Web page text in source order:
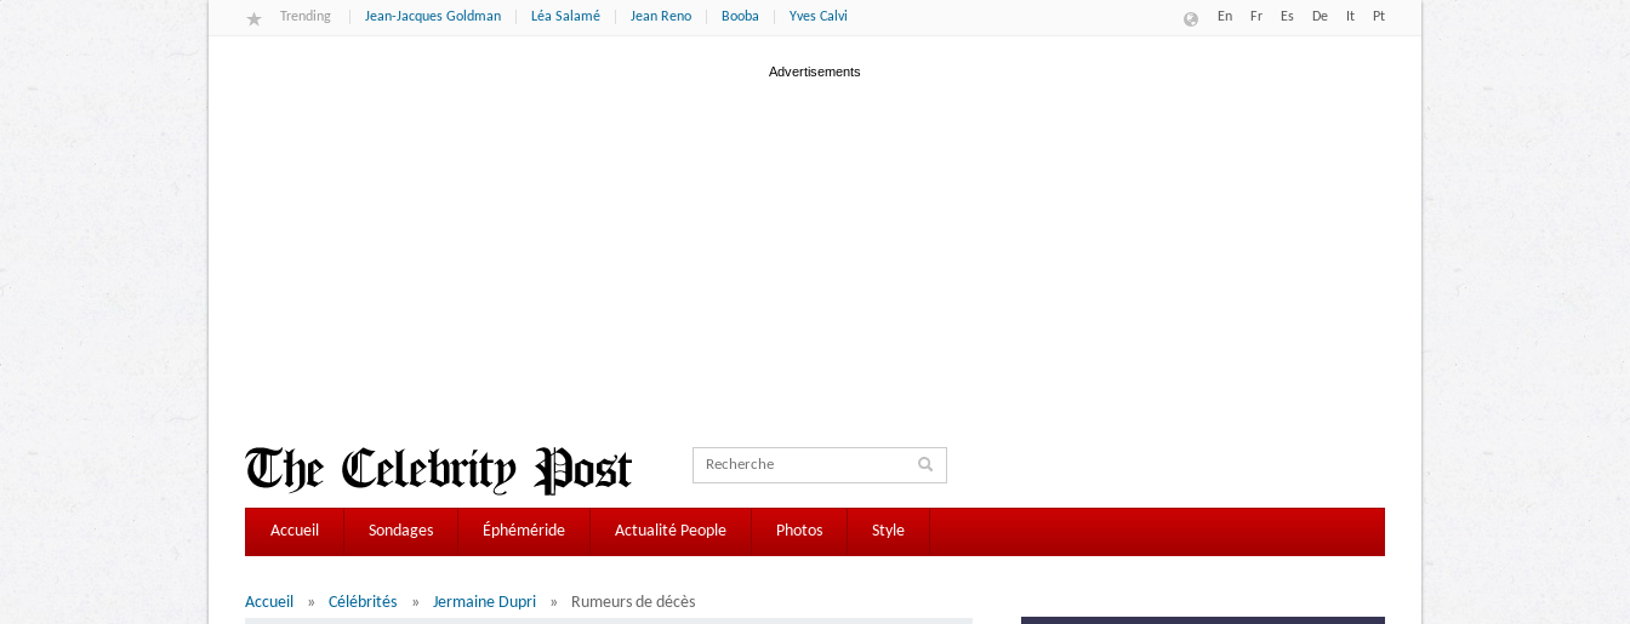
Trending Jean-Jacques Goldman Léa Salamé Jean Reno Booba Yves Calvi En Fr Es De It Pt
Accueil Sondages Éphéméride Actualité People Photos Style
Accueil Célébrités Jermaine Dupri Rumeurs de décès